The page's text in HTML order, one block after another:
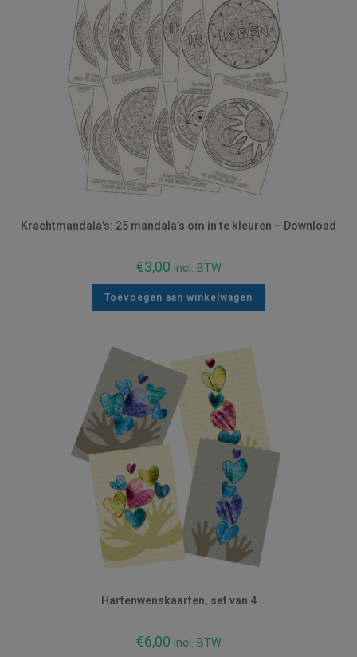
Krachtmandala’s: 25 mandala’s om in te kleuren – Download
€3,00 incl. BTW
Toevoegen aan winkelwagen
Hartenwenskaarten, set van 4
€6,00 incl. BTW